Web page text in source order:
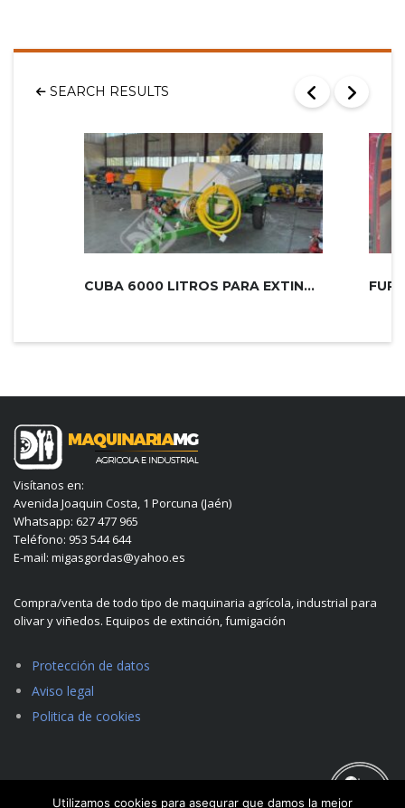
SEARCH RESULTS
CUBA 6000 LITROS PARA EXTINCIÓN DE...
Visítanos en:
Avenida Joaquin Costa, 1 Porcuna (Jaén)
Whatsapp: 627 477 965
Teléfono: 953 544 644
E-mail: migasgordas@yahoo.es
Compra/venta de todo tipo de maquinaria agrícola, industrial para
olivar y viñedos. Equipos de extinción, fumigación
Protección de datos
Aviso legal
Politica de cookies
Utilizamos cookies para asegurar que damos la mejor